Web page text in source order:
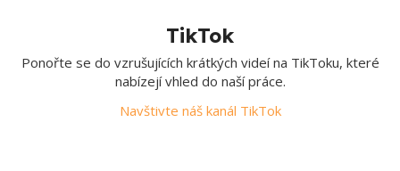
TikTok
Ponořte se do vzrušujících krátkých videí na TikToku, které
nabízejí vhled do naší práce.
Navštivte náš kanál TikTok